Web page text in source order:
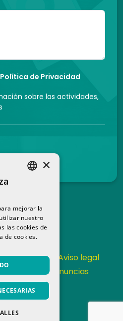
Política de Privacidad
sobre las actividades,
Privacidad
Aviso legal
Canal de denuncias
anual
×
mejorar la
nuestro
las cookies de
de cookies.